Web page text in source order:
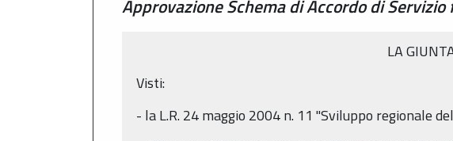
Approvazione Schema di Accordo di
LA
Visti:
- la L.R. 24 maggio 2004 n. 11 "Sviluppo regionale